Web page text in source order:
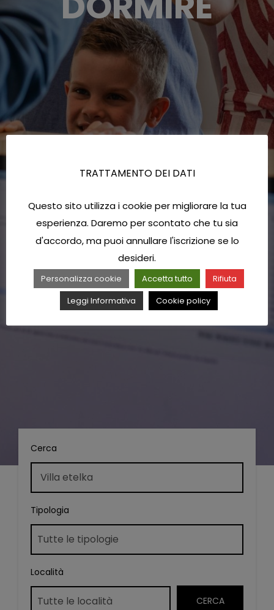
Cerca
Tipologia
Località
TRATTAMENTO DEI DATI
Questo sito utilizza i cookie per migliorare la tua
esperienza. Daremo per scontato che tu sia
d'accordo, ma puoi annullare l'iscrizione se lo
desideri.
Personalizza cookie Accetta tutto
Rifiuta
Leggi Informativa
Cookie policy